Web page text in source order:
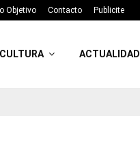
Objetivo Contacto Publicite
CULTURA ACTUALIDAD